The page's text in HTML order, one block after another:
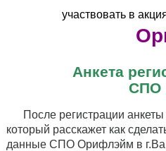
участвовать в
Анкета
СПО
После регистрации
который расскажет как
данные СПО Орифлэйм в